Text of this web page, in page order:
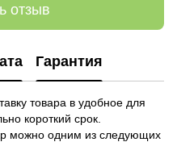
отзыв
Гарантия
товара в удобное для
короткий срок.
можно одним из следующих